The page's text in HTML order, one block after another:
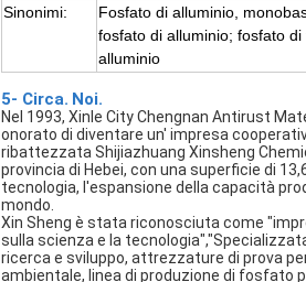
Sinonimi:
Fosfato di alluminio,
fosfato di alluminio; fosfato
alluminio
5- Circa. Noi.
Nel 1993, Xinle City Chengnan Antirust
onorato di diventare un' impresa
ribattezzata Shijiazhuang Xinsheng
provincia di Hebei, con una superficie di
tecnologia, l'espansione della capacità
mondo.
Xin Sheng è stata riconosciuta come
sulla scienza e la
ricerca e sviluppo, attrezzature di prova
ambientale, linea di produzione di fosfato